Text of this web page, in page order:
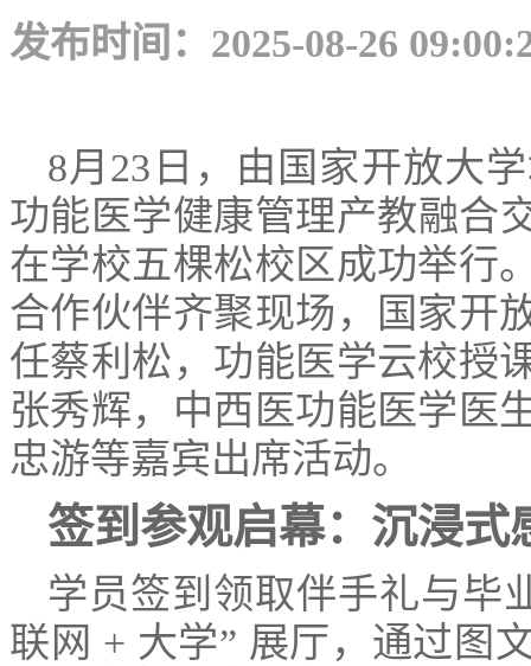
发布时间：2025-08-26
8月23日，由国家开放大
功能医学健康管理产教融合
在学校五棵松校区成功举行
合作伙伴齐聚现场，国家开
任蔡利松，功能医学云校授
张秀辉，中西医功能医学医
忠游等嘉宾出席活动。
签到参观启幕：沉浸式
学员签到领取伴手礼与毕
联网 + 大学” 展厅，通过图